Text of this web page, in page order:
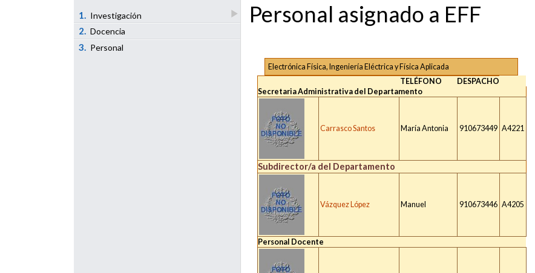
1. Investigación
2. Docencia
3. Personal
Personal asignado a EFF
Electrónica Física, Ingeniería Eléctrica y Física Aplicada
TELÉFONO
DESPACHO
Secretaria Administrativa del Departamento
Carrasco Santos María Antonia 910673449 A4221
Subdirector/a del Departamento
Vázquez López Manuel 910673446 A4205
Personal Docente